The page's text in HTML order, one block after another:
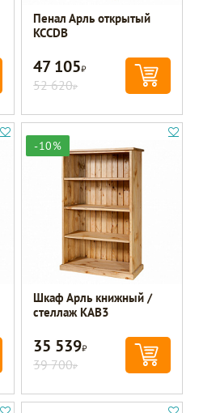
Пенал Арль открытый
KCCDB
47 105Р
52 620Р
-10%
Шкаф Арль книжный /
стеллаж KAB3
35 539Р
39 700Р